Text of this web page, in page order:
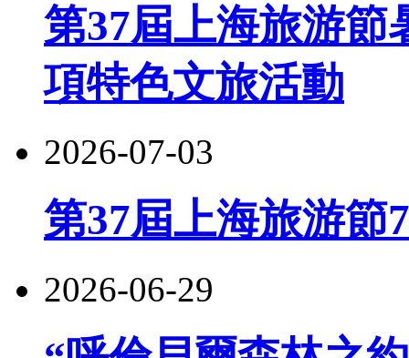
第37屆上海旅游節
項特色文旅活動
2026-07-03
第37屆上海旅游節
2026-06-29